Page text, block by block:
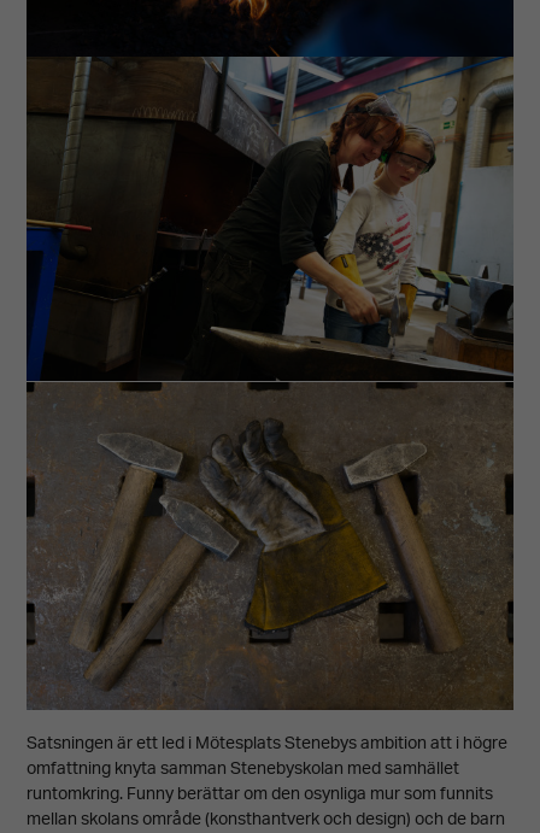
Satsningen är ett led i Mötesplats Stenebys ambition att i högre
omfattning knyta samman Stenebyskolan med samhället
runtomkring. Funny berättar om den osynliga mur som funnits
mellan skolans område (konsthantverk och design) och de barn